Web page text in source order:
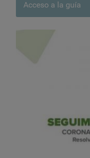
Acceso a la guía